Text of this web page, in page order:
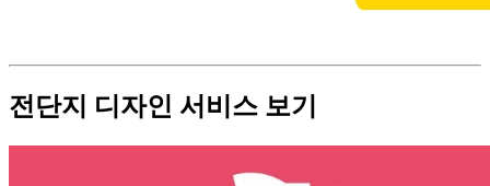
전단지 디자인 서비스 보기